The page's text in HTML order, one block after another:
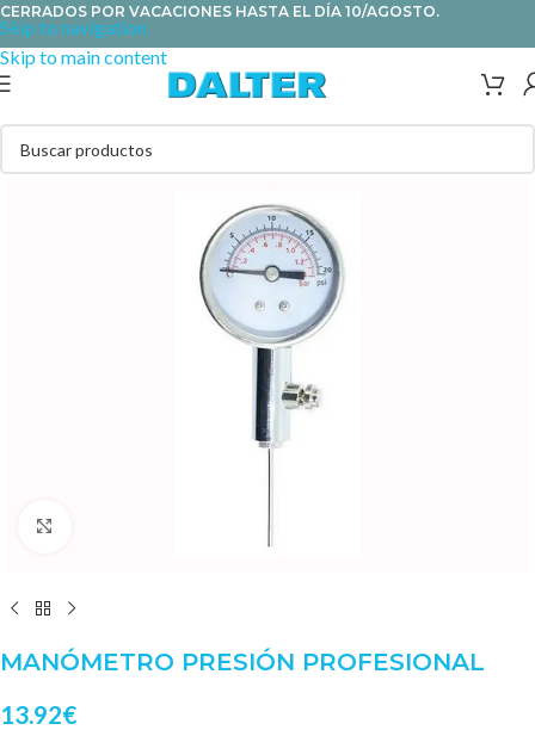
Skip to navigation
Skip to main content
CERRADOS POR VACACIONES HASTA EL DÍA 10/AGOSTO.
MANÓMETRO PRESIÓN PROFESIONAL
13.92€